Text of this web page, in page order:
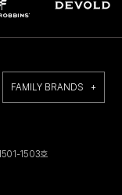
FAMILY BRANDS +
1503호